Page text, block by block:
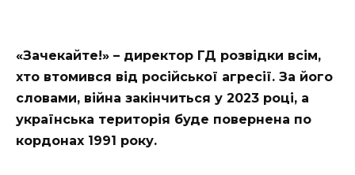
«Зачекайте!» – директор ГД розвідки всім,
хто втомився від російської агресії. За його
словами, війна закінчиться у 2023 році, а
українська територія буде повернена по
кордонах 1991 року.